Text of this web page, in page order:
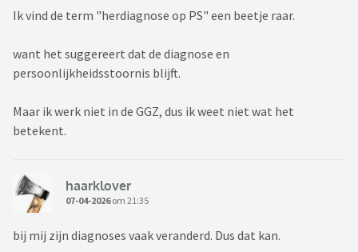
Ik vind de term "herdiagnose op PS" een beetje raar.
want het suggereert dat de diagnose en
persoonlijkheidsstoornis blijft.
Maar ik werk niet in de GGZ, dus ik weet niet wat het
betekent.
haarklover
07-04-2026om 21:35
bij mij zijn diagnoses vaak veranderd. Dus dat kan.